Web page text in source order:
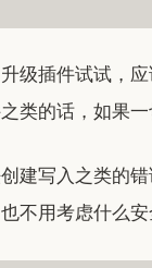
级插件试试，
类的话，如果
建写入之类的
不用考虑什么安